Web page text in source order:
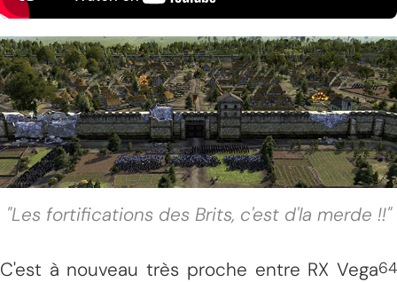
"Les fortifications des Brits, c'est d'la merde !!"
C'est à nouveau très proche entre RX Vega64